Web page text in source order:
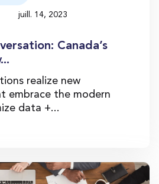
juill. 14, 2023
Canada’s
realize new
embrace the modern
data +...